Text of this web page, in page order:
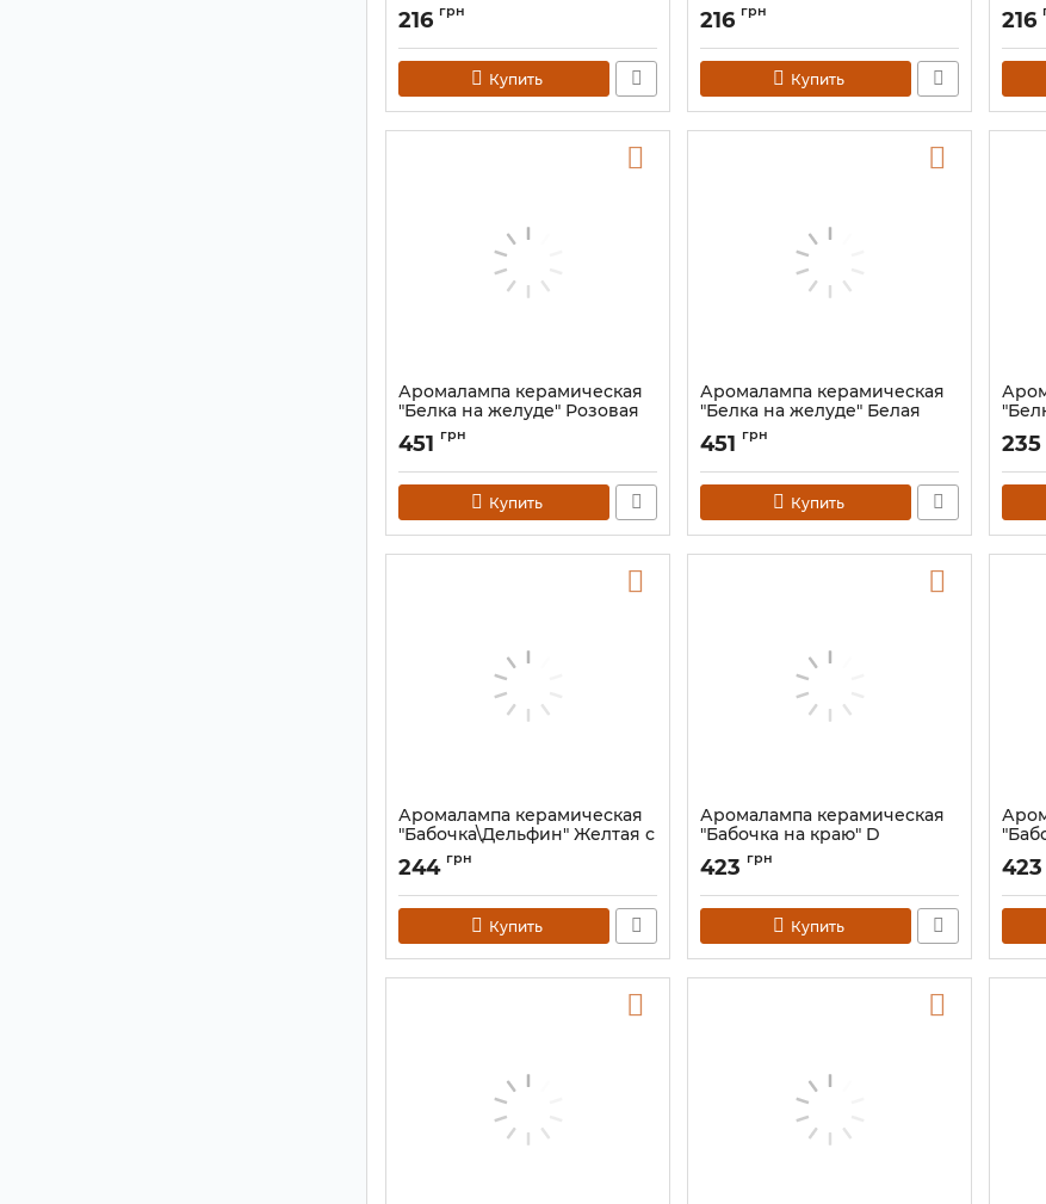
Артикул: 9120197
216 грн
Купить
Артикул: 9120197
216 грн
Купить
216
Аромалампа керамическая
"Белка на желуде" Розовая
Артикул: 9120205
451 грн
Купить
Аромалампа керамическая
"Белка на желуде" Белая
Артикул: 9120205
451 грн
Купить
235
Аромалампа керамическая
"Бабочка\Дельфин" Желтая с
бабочкой
Артикул:
244 грн
Купить
Аромалампа керамическая
"Бабочка на краю" D
Артикул: 9120180
423 грн
Купить
423